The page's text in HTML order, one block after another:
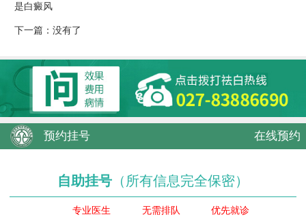
是白癜风
下一篇：没有了
预约挂号 在线预约
自助挂号 （所有信息完全保密）
专业医生 无需排队 优先就诊